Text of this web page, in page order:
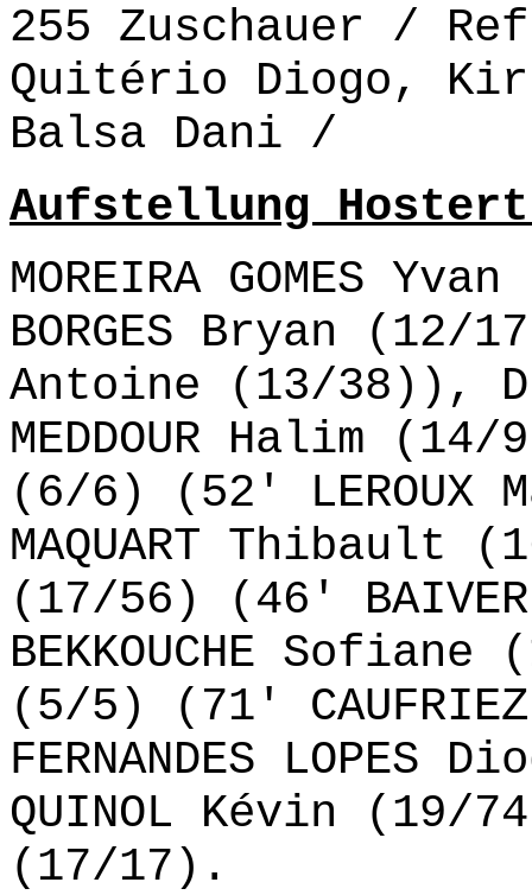
255 Zuschauer /
Quitério Diogo,
Balsa Dani /
Aufstellung
MOREIRA GOMES
BORGES Bryan (12/
Antoine (13/38)),
MEDDOUR Halim
(6/6) (52' LEROUX
MAQUART Thibault
(17/56) (46'
BEKKOUCHE
(5/5) (71'
FERNANDES
QUINOL Kévin (19/
(17/17).